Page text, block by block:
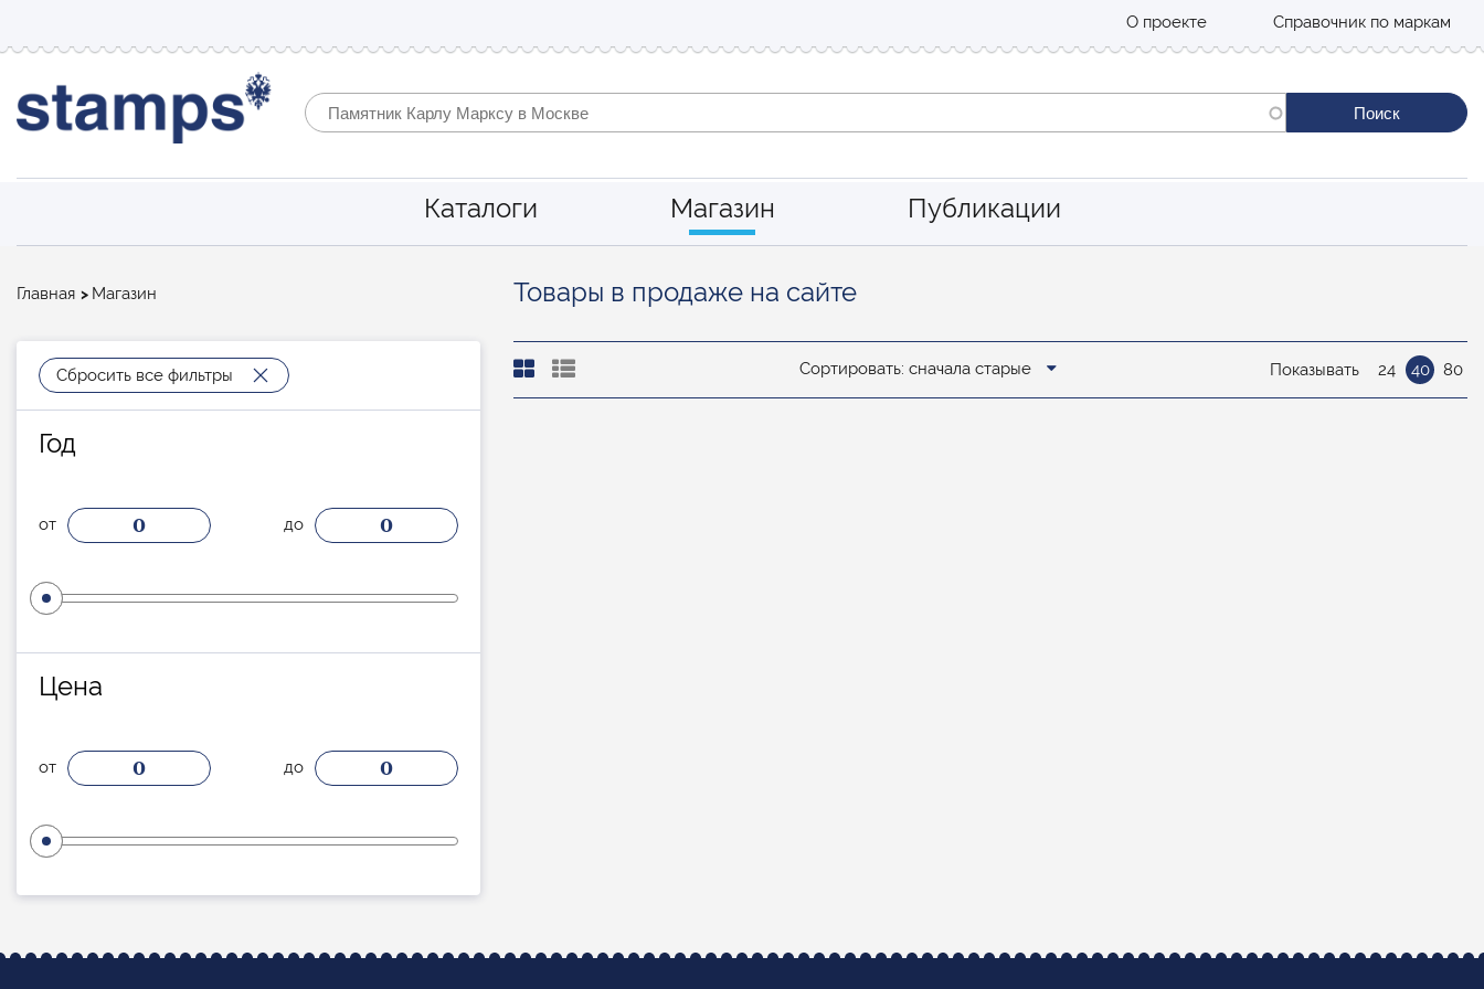
О проекте Справочник по маркам
Каталоги Магазин Публикации
Строка
Главная Магазин Товары в продаже на сайте
Сбросить все фильтры
Год
от 0 до 0
Цена
от 0 до 0
Сортировать: сначала старые Показывать 24 40 80